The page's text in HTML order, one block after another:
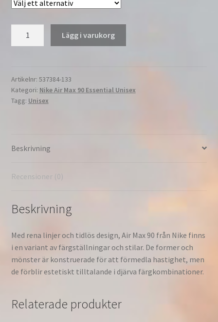
Essential
Tillfällig
Herr
Blue-
Blue
mängd
Lägg i varukorg
Artikelnr: 537384-133
Kategori: Nike Air Max 90 Essential Unisex
Tagg: Unisex
Beskrivning
Recensioner (0)
Beskrivning
Med rena linjer och tidlös design, Air Max 90 från Nike finns
i en variant av färgställningar och stilar. De former och
mönster är konstruerade för att förmedla hastighet, men
de förblir estetiskt tilltalande i djärva färgkombinationer.
Relaterade produkter